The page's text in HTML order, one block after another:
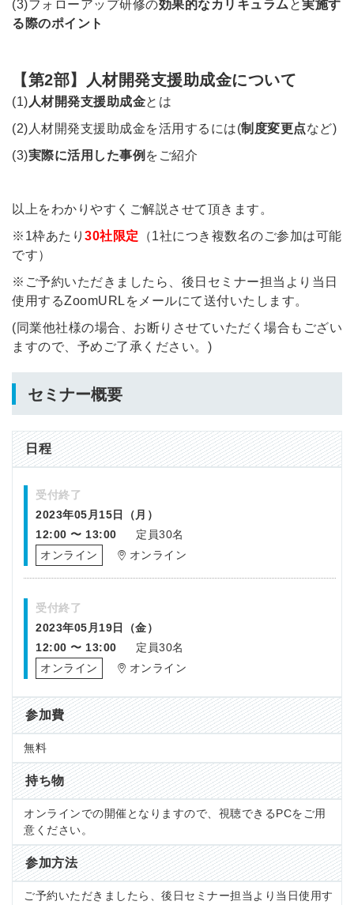
(3)フォローアップ研修の効果的なカリキュラム と実施す
る際のポイント
【第2部】人材開発支援助成金について
(1) 人材開発支援助成金とは
(2)人材開発支援助成金を活用するには(制度変更点など)
(3)実際に活用した事例 をご紹介
以上をわかりやすくご解説させて頂きます。
※1枠あたり 30社限定 （1社につき複数名のご参加は可能
です）
※ご予約いただきましたら、後日セミナー担当より当日
使用するZoomURLをメールにて送付いたします。
(同業他社様の場合、お断りさせていただく場合もござい
ますので、予めご了承ください。)
セミナー概要
日程
2023年05月15日（月）
12:00 〜 13:00
定員30名
オンライン
オンライン
受付終了
2023年05月19日（金）
12:00 〜 13:00
定員30名
オンライン
オンライン
受付終了
参加費
無料
持ち物
オンラインでの開催となりますので、視聴できるPCをご用
意ください。
参加方法
ご予約いただきましたら、後日セミナー担当より当日使用す